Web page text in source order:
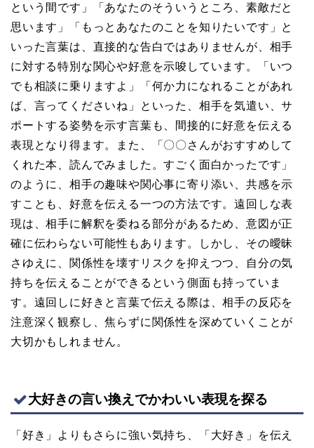
という間です」「あなたのそういうところ、素敵だと
思います」「もっとあなたのことを知りたいです」と
いった言葉は、直接的な告白ではありませんが、相手
に対する特別な関心や好意を示唆しています。「いつ
でも相談に乗りますよ」「何か力になれることがあれ
ば、言ってくださいね」といった、相手を気遣い、サ
ポートする姿勢を示す言葉も、間接的に好意を伝える
表現となり得ます。また、「〇〇さんがおすすめして
くれた本、読んでみました。すごく面白かったです」
のように、相手の趣味や関心事に寄り添い、共感を示
すことも、好意を伝える一つの方法です。遠回しな表
現は、相手に解釈を委ねる部分があるため、意図が正
確に伝わらない可能性もあります。しかし、その曖昧
さゆえに、関係性を壊すリスクを抑えつつ、自分の気
持ちを伝えることができるという側面も持っていま
す。遠回しに好きと言葉で伝える際は、相手の反応を
注意深く観察し、焦らずに関係性を深めていくことが
大切かもしれません。
大好きの言い換えでかわいい表現を探る
「好き」よりもさらに強い気持ち、「大好き」を伝え